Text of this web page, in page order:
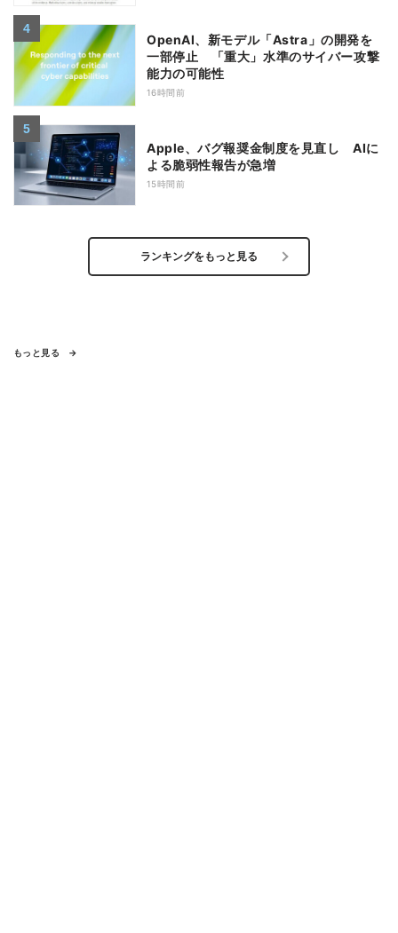
OpenAI、新モデル「Astra」の開発を
一部停止 「重大」水準のサイバー攻撃
能力の可能性
16時間前
Apple、バグ報奨金制度を見直し AIに
よる脆弱性報告が急増
15時間前
ランキングをもっと見る
もっと見る